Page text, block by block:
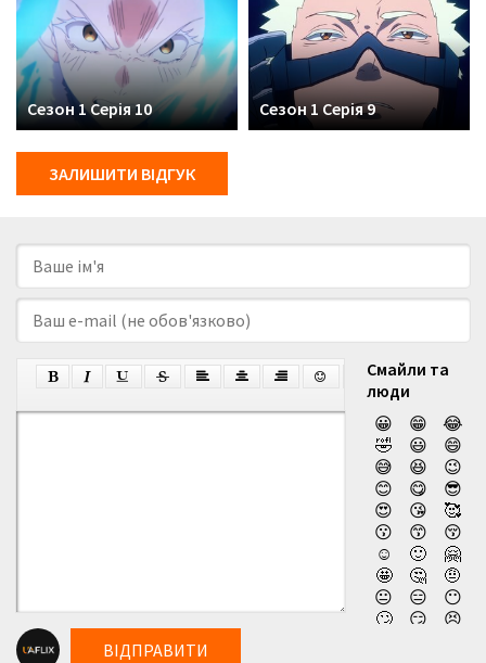
друзям, де Ви дивились нову 4 серію серіалу Засніжена
Земля українською мовою, у хорошій hd якості та з
українськими субтитрами!
Сезон 1 Серія 10 Сезон 1 Серія 9
ЗАЛИШИТИ ВІДГУК
Смайли та
люди
😀
😁
😂
🤣
😃
😄
😅
😆
😉
😊
😋
😎
😍
😘
🥰
😗
😙
😚
☺️
🙂
🤗
🤩
🤔
🤨
😐
😑
😶
🙄
😏
😣
ВІДПРАВИТИ